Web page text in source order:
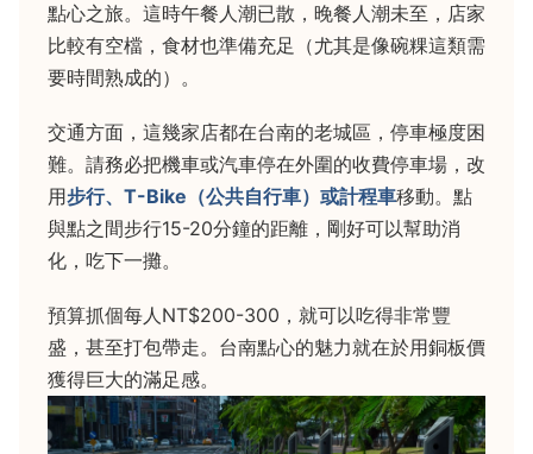
點心之旅。這時午餐人潮已散，晚餐人潮未至，店家
比較有空檔，食材也準備充足（尤其是像碗粿這類需
要時間熟成的）。
交通方面，這幾家店都在台南的老城區，停車極度困
難。請務必把機車或汽車停在外圍的收費停車場，改
用步行、T-Bike（公共自行車）或計程車移動。點
與點之間步行15-20分鐘的距離，剛好可以幫助消
化，吃下一攤。
預算抓個每人NT$200-300，就可以吃得非常豐
盛，甚至打包帶走。台南點心的魅力就在於用銅板價
獲得巨大的滿足感。